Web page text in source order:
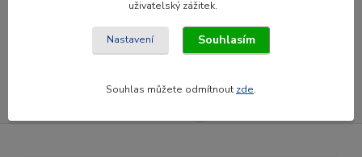
Přihlásit se
Newsletter posíláme maximálně jednou za měsíc
uživatelský zážitek.
Nastavení Souhlasím
Souhlas můžete odmítnout zde.